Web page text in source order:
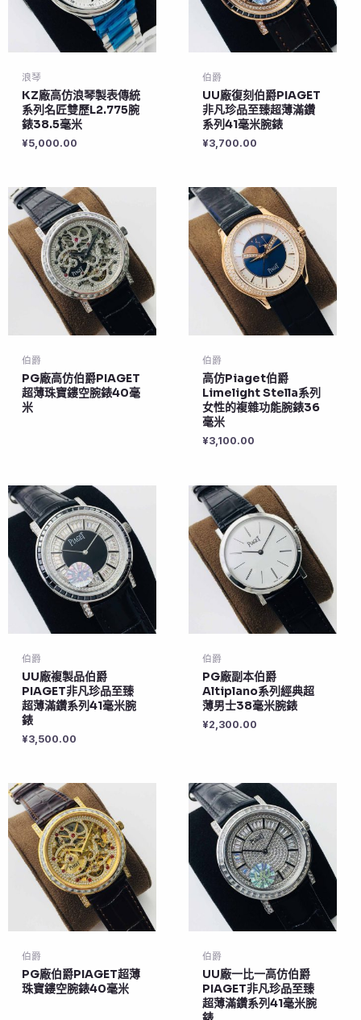
浪琴
KZ廠高仿浪琴製表傳統
系列名匠雙歷L2.775腕
錶38.5毫米
¥5,000.00
伯爵
UU廠復刻伯爵PIAGET
非凡珍品至臻超薄滿鑽
系列41毫米腕錶
¥3,700.00
伯爵
PG廠高仿伯爵PIAGET
超薄珠寶鏤空腕錶40毫
米
伯爵
高仿Piaget伯爵
Limelight Stella系列
女性的複雜功能腕錶36
毫米
¥3,100.00
伯爵
UU廠複製品伯爵
PIAGET非凡珍品至臻
超薄滿鑽系列41毫米腕
錶
¥3,500.00
伯爵
PG廠副本伯爵
Altiplano系列經典超
薄男士38毫米腕錶
¥2,300.00
伯爵
PG廠伯爵PIAGET超薄
珠寶鏤空腕錶40毫米
伯爵
UU廠一比一高仿伯爵
PIAGET非凡珍品至臻
超薄滿鑽系列41毫米腕